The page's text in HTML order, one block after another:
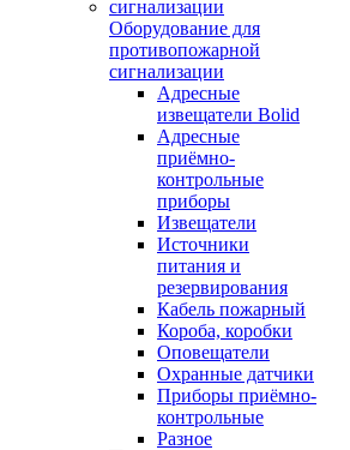
Оборудование для
противопожарной
сигнализации
Адресные
извещатели Bolid
Адресные
приёмно-
контрольные
приборы
Извещатели
Источники
питания и
резервирования
Кабель пожарный
Короба, коробки
Оповещатели
Охранные датчики
Приборы приёмно-
контрольные
Разное